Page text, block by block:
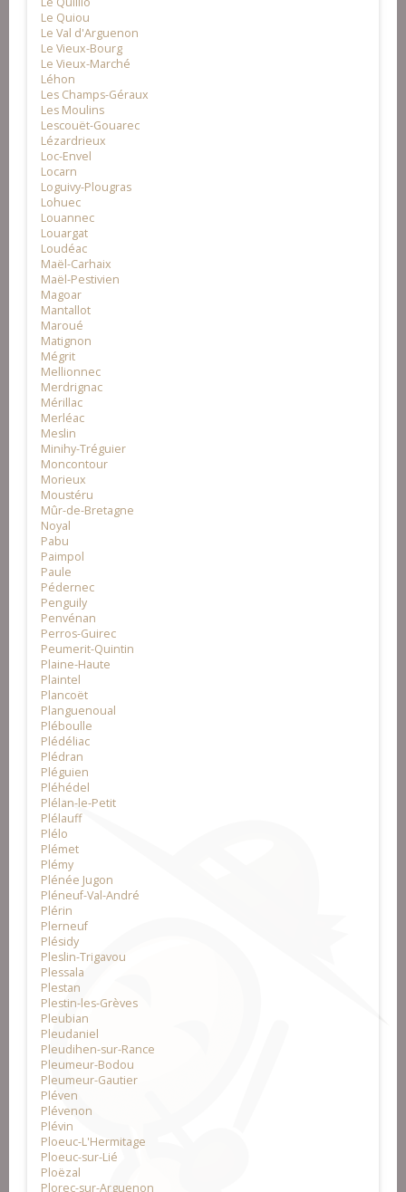
Le Quiou
Le Val d'Arguenon
Le Vieux-Bourg
Le Vieux-Marché
Léhon
Les Champs-Géraux
Les Moulins
Lescouët-Gouarec
Lézardrieux
Loc-Envel
Locarn
Loguivy-Plougras
Lohuec
Louannec
Louargat
Loudéac
Maël-Carhaix
Maël-Pestivien
Magoar
Mantallot
Maroué
Matignon
Mégrit
Mellionnec
Merdrignac
Mérillac
Merléac
Meslin
Minihy-Tréguier
Moncontour
Morieux
Moustéru
Mûr-de-Bretagne
Noyal
Pabu
Paimpol
Paule
Pédernec
Penguily
Penvénan
Perros-Guirec
Peumerit-Quintin
Plaine-Haute
Plaintel
Plancoët
Planguenoual
Pléboulle
Plédéliac
Plédran
Pléguien
Pléhédel
Plélan-le-Petit
Plélauff
Plélo
Plémet
Plémy
Plénée Jugon
Pléneuf-Val-André
Plérin
Plerneuf
Plésidy
Pleslin-Trigavou
Plessala
Plestan
Plestin-les-Grèves
Pleubian
Pleudaniel
Pleudihen-sur-Rance
Pleumeur-Bodou
Pleumeur-Gautier
Pléven
Plévenon
Plévin
Ploeuc-L'Hermitage
Ploeuc-sur-Lié
Ploëzal
Plorec-sur-Arguenon